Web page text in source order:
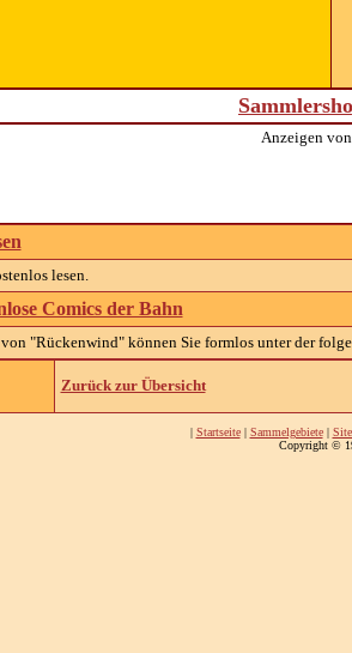
Anzeigen
lesen.
Comics der Bahn
"Rückenwind" können Sie formlos unter der
Zurück zur Übersicht
| Startseite| Sammelgebiete|
Copyright ©